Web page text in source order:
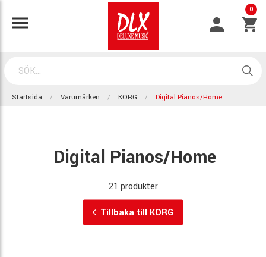
0
Startsida Varumärken KORG Digital Pianos/Home
Digital Pianos/Home
21 produkter
Tillbaka till KORG